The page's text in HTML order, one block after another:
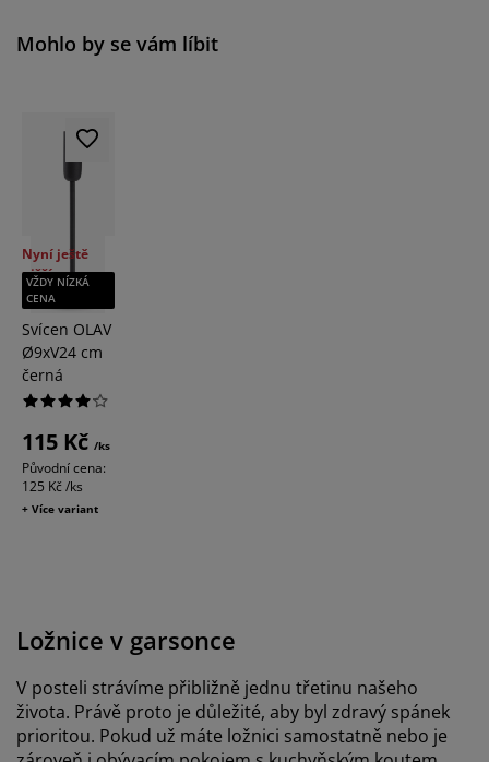
Mohlo by se vám líbit
VŽDY NÍZKÁ
CENA
Nyní ještě
nižší cena
OLAV
Svícen OLAV
Ø9xV24 cm
černá
115 Kč /ks
Původní cena:
125 Kč /ks
+ Více variant
Ložnice v garsonce
V posteli strávíme přibližně jednu třetinu našeho
života. Právě proto je důležité, aby byl zdravý spánek
prioritou. Pokud už máte ložnici samostatně nebo je